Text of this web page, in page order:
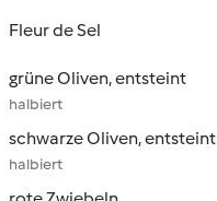
Fleur de Sel
grüne Oliven, entsteint
halbiert
schwarze Oliven, entsteint
halbiert